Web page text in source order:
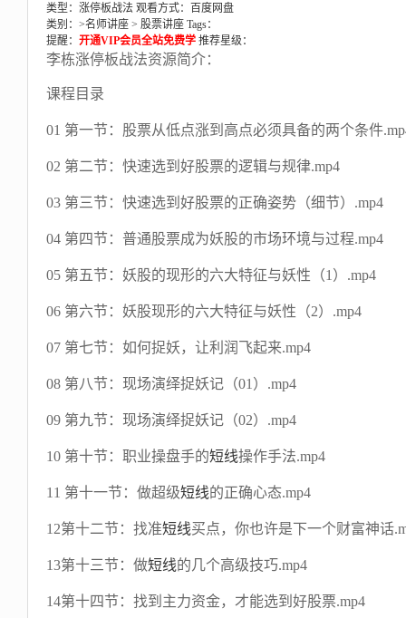
类型：涨停板战法 观看方式：百度网盘
类别：>名师讲座 > 股票讲座 Tags：
提醒： 开通VIP会员全站免费学 推荐星级：
李栋涨停板战法资源简介：
课程目录
01 第一节：股票从低点涨到高点必须具备的两个条件
02 第二节：快速选到好股票的逻辑与规律.mp4
03 第三节：快速选到好股票的正确姿势（细节）.mp4
04 第四节：普通股票成为妖股的市场环境与过程.mp4
05 第五节：妖股的现形的六大特征与妖性（1）.mp4
06 第六节：妖股现形的六大特征与妖性（2）.mp4
07 第七节：如何捉妖，让利润飞起来.mp4
08 第八节：现场演绎捉妖记（01）.mp4
09 第九节：现场演绎捉妖记（02）.mp4
10 第十节：职业操盘手的短线操作手法.mp4
11 第十一节：做超级短线的正确心态.mp4
12第十二节：找准短线买点，你也许是下一个财富神话
13第十三节：做短线的几个高级技巧.mp4
14第十四节：找到主力资金，才能选到好股票.mp4